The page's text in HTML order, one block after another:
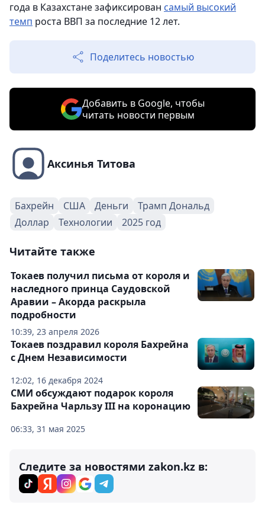
года в Казахстане зафиксирован самый высокий
темп роста ВВП за последние 12 лет.
Поделитесь новостью
Добавить в Google, чтобы
читать новости первым
Аксинья Титова
Бахрейн США Деньги
Трамп Дональд
Доллар
Технологии 2025 год
Читайте также
10:39, 23 апреля 2026
Токаев получил письма от короля и
наследного принца Саудовской
Аравии – Акорда раскрыла
подробности
12:02, 16 декабря 2024
Токаев поздравил короля Бахрейна
с Днем Независимости
06:33, 31 мая 2025
СМИ обсуждают подарок короля
Бахрейна Чарльзу III на коронацию
Следите за новостями zakon.kz в: